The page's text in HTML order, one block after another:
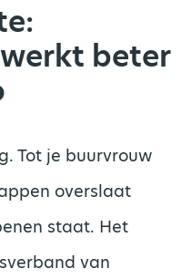
beter
Tot je buurvrouw
overslaat
staat. Het
van